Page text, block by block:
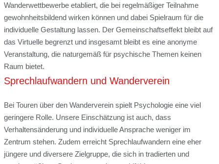
Wanderwettbewerbe etabliert, die bei regelmäßiger Teilnahme
gewohnheitsbildend wirken können und dabei Spielraum für die
individuelle Gestaltung lassen. Der Gemeinschaftseffekt bleibt auf
das Virtuelle begrenzt und insgesamt bleibt es eine anonyme
Veranstaltung, die naturgemäß für psychische Themen keinen
Raum bietet.
Sprechlaufwandern und Wanderverein
Bei Touren über den Wanderverein spielt Psychologie eine viel
geringere Rolle. Unsere Einschätzung ist auch, dass
Verhaltensänderung und individuelle Ansprache weniger im
Zentrum stehen. Zudem erreicht Sprechlaufwandern eine eher
jüngere und diversere Zielgruppe, die sich in tradierten und